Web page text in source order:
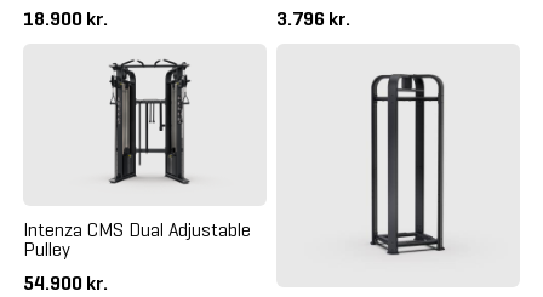
18.900 kr.
3.796 kr.
Intenza CMS Dual Adjustable
Pulley
54.900 kr.